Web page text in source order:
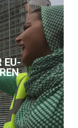
EU-